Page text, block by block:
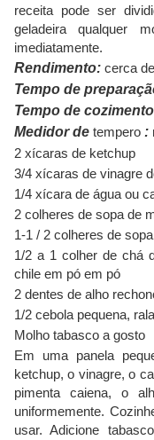
receita pode ser
geladeira qualquer
imediatamente.
Rendimento: cerca
Tempo de
Tempo de
Medidor de tempero :
2 xícaras de ketchup
3/4 xícaras de vinagre
1/4 xícara de água ou
2 colheres de sopa de
1-1 / 2 colheres de
1/2 a 1 colher de chá
chile em pó em pó
2 dentes de alho
1/2 cebola pequena,
Molho tabasco a gosto
Em uma panela
ketchup, o vinagre, o
pimenta caiena, o
uniformemente.
usar. Adicione